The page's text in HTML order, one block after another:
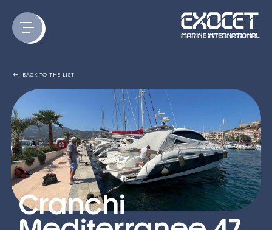
BACK TO THE LIST
Cranchi